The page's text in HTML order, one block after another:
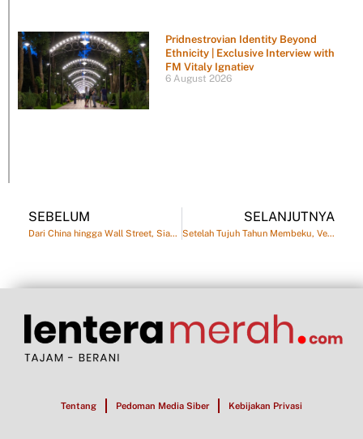
Pridnestrovian Identity Beyond
Ethnicity | Exclusive Interview with
FM Vitaly Ignatiev
6 August 2026
SEBELUM
Dari China hingga Wall Street, Siapa yang Menagih Venezuela?
SELANJUTNYA
Setelah Tujuh Tahun Membeku, Venezuela Kembali Berhadapan dengan IMF
Tentang Pedoman Media Siber Kebijakan Privasi